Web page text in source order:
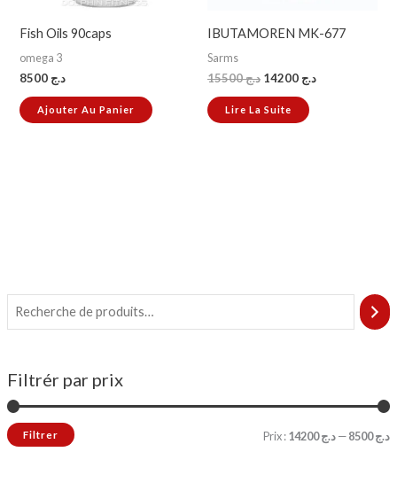
Filtrér par prix
Filtrer Prix : د.ج 8500 —د.ج 14200
Fish Oils 90caps
omega 3
د.ج
Ajouter Au Panier
IBUTAMOREN MK-677
Sarms
د.ج15500 د.ج
Lire La Suite